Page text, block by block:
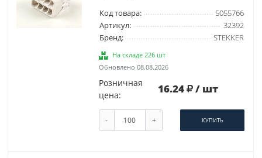
Код товара:
5055766
Артикул:
32392
Бренд:
STEKKER
На складе 226 шт
Обновлено 08.08.2026
Розничная
цена:
16.24 / шт
- + КУПИТЬ